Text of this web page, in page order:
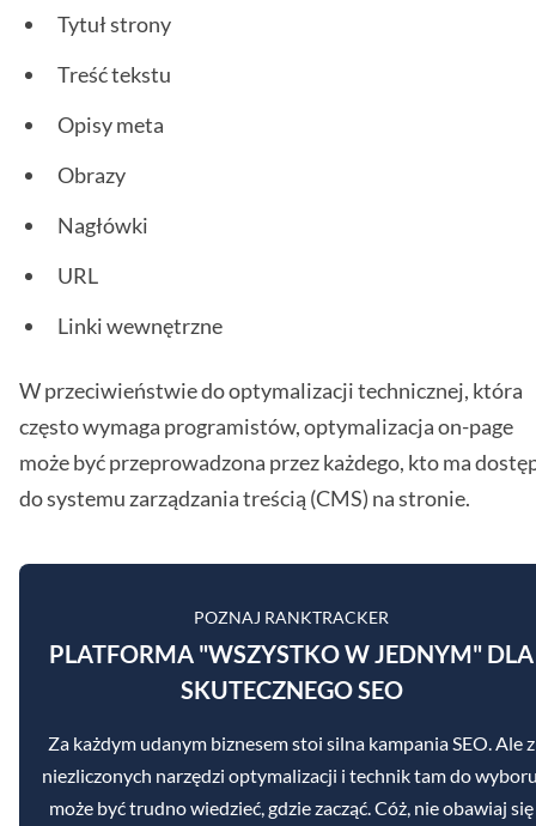
Tytuł strony
Treść tekstu
Opisy meta
Obrazy
Nagłówki
URL
Linki wewnętrzne
W przeciwieństwie do optymalizacji technicznej, która
często wymaga programistów, optymalizacja on-page
może być przeprowadzona przez każdego, kto ma
do systemu zarządzania treścią (CMS) na stronie.
POZNAJ RANKTRACKER
PLATFORMA "WSZYSTKO W JEDNYM" DLA
SKUTECZNEGO SEO
Za każdym udanym biznesem stoi silna kampania SEO. Ale z
niezliczonych narzędzi optymalizacji i technik tam do
może być trudno wiedzieć, gdzie zacząć. Cóż, nie obawiaj się